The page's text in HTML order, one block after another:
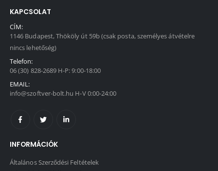
KAPCSOLAT
CÍM:
1146 Budapest, Thököly út 59b (csak posta, személyes átvételre
nincs lehetőség)
Telefon:
06 (30) 828-2689 H-P: 9:00-18:00
EMAIL:
info@szoftver-bolt.hu H-V 0:00-24:00
INFORMÁCIÓK
Általános Szerződési Feltételek